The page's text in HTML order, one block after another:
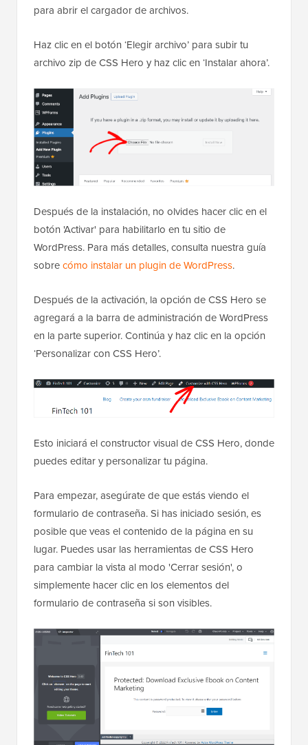
para abrir el cargador de archivos.
Haz clic en el botón ‘Elegir archivo’ para subir tu
archivo zip de CSS Hero y haz clic en ‘Instalar ahora’.
Después de la instalación, no olvides hacer clic en el
botón 'Activar' para habilitarlo en tu sitio de
WordPress. Para más detalles, consulta nuestra guía
sobrecómo instalar un plugin de WordPress.
Después de la activación, la opción de CSS Hero se
agregará a la barra de administración de WordPress
en la parte superior. Continúa y haz clic en la opción
‘Personalizar con CSS Hero’.
Esto iniciará el constructor visual de CSS Hero, donde
puedes editar y personalizar tu página.
Para empezar, asegúrate de que estás viendo el
formulario de contraseña. Si has iniciado sesión, es
posible que veas el contenido de la página en su
lugar. Puedes usar las herramientas de CSS Hero
para cambiar la vista al modo 'Cerrar sesión', o
simplemente hacer clic en los elementos del
formulario de contraseña si son visibles.